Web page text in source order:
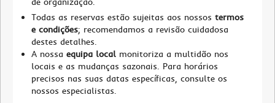
Todas as reservas estão sujeitas aos nossos termos
e condições; recomendamos a revisão cuidadosa
destes detalhes.
A nossa equipa local monitoriza a multidão nos
locais e as mudanças sazonais. Para horários
precisos nas suas datas específicas, consulte os
nossos especialistas.